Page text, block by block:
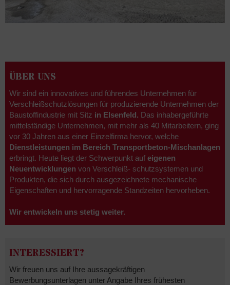
ÜBER UNS
Wir sind ein innovatives und führendes Unternehmen für
Verschleißschutzlösungen für produzierende Unternehmen der
Baustoffindustrie mit Sitz in Elsenfeld. Das inhabergeführte
mittelständige Unternehmen, mit mehr als 40 Mitarbeitern, ging
vor 30 Jahren aus einer Einzelfirma hervor, welche
Dienstleistungen im Bereich Transportbeton-Mischanlagen
erbringt. Heute liegt der Schwerpunkt auf eigenen
Neuentwicklungen von Verschleiß- schutzsystemen und
Produkten, die sich durch ausgezeichnete mechanische
Eigenschaften und hervorragende Standzeiten hervorheben.
Wir entwickeln uns stetig weiter.
INTERESSIERT?
Wir freuen uns auf Ihre aussagekräftigen
Bewerbungsunterlagen unter Angabe Ihres frühesten